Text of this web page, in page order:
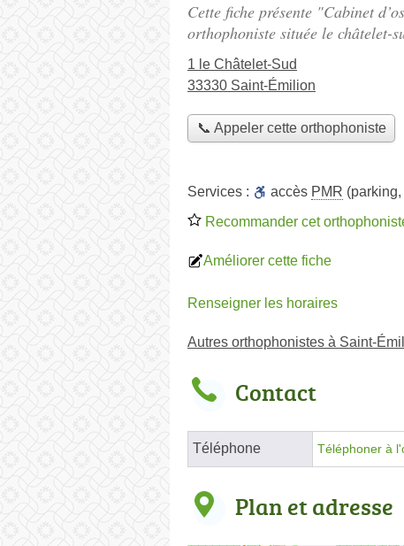
Cette fiche présente "Cabinet
orthophoniste située le châtelet-
1 le Châtelet-Sud
33330 Saint-Émilion
📞 Appeler cette orthophoniste
Services : accès PMR
Recommander cet
Améliorer cette fiche
Renseigner les horaires
Autres orthophonistes à Saint-
Contact
Téléphone Téléphoner à
Plan et adresse